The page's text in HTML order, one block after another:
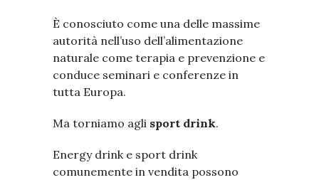
È conosciuto come una delle massime
autorità nell’uso dell’alimentazione
naturale come terapia e prevenzione e
conduce seminari e conferenze in
tutta Europa.
Ma torniamo agli sport drink.
Energy drink e sport drink
comunemente in vendita possono